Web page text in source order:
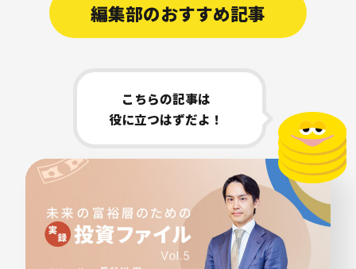
こちらの記事は
役に立つはずだよ！
編集部のおすすめ記事